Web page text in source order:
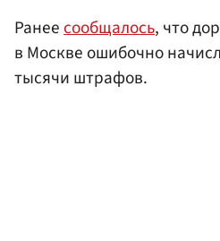
Ранеесообщалось, что
в Москве ошибочно
тысячи штрафов.